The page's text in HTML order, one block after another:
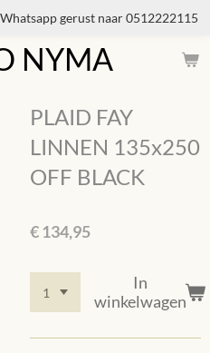
NYMA
gerust naar 0512222115
PLAID FAY
LINNEN 135x250
OFF BLACK
€ 134,95
In
winkelwagen